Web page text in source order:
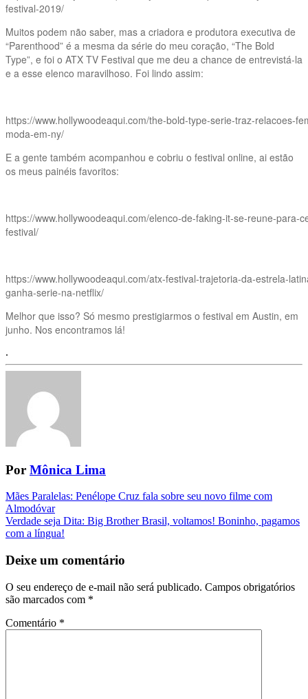
festival-2019/
Muitos podem não saber, mas a criadora e produtora executiva de
“Parenthood” é a mesma da série do meu coração, “The Bold
Type”, e foi o ATX TV Festival que me deu a chance de entrevistá-la
e a esse elenco maravilhoso. Foi lindo assim:
https://www.hollywoodeaqui.com/the-bold-type-serie-traz-relacoes-
moda-em-ny/
E a gente também acompanhou e cobriu o festival online, ai estão
os meus painéis favoritos:
https://www.hollywoodeaqui.com/elenco-de-faking-it-se-reune-para-
festival/
https://www.hollywoodeaqui.com/atx-festival-trajetoria-da-estrela-
ganha-serie-na-netflix/
Melhor que isso? Só mesmo prestigiarmos o festival em Austin, em
junho. Nos encontramos lá!
.
Por Mônica Lima
Navegação
da
Postagem
Mães Paralelas: Penélope Cruz fala sobre seu novo filme com
Almodóvar
Verdade seja Dita: Big Brother Brasil, voltamos! Boninho, pagamos
com a língua!
Deixe um comentário
O seu endereço de e-mail não será publicado. Campos obrigatórios
são marcados com *
Comentário *